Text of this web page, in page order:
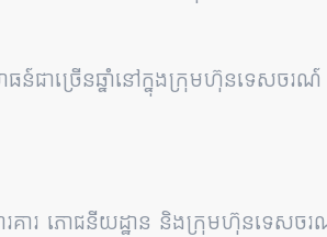
ន៍ជាច្រើនឆ្នាំនៅក្នុងក្រុមហ៊ុនទេសច
រគារ ភោជនីយដ្ឋាន និងក្រុមហ៊ុនទេសច